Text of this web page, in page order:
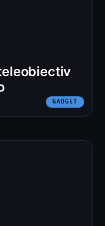
GADGET